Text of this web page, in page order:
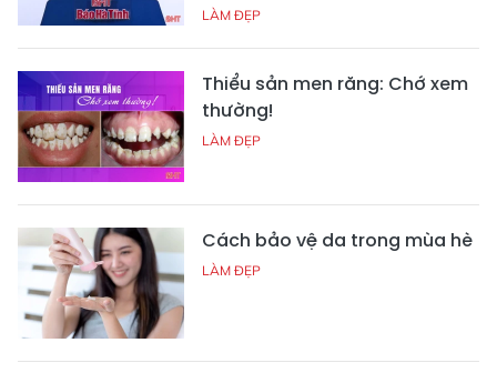
LÀM ĐẸP
Thiểu sản men răng: Chớ xem
thường!
LÀM ĐẸP
Cách bảo vệ da trong mùa hè
LÀM ĐẸP